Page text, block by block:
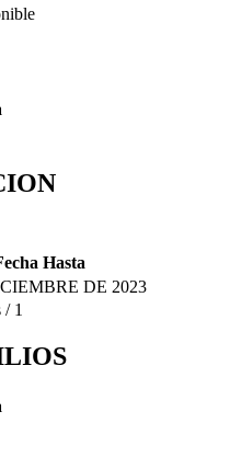
Hasta
DE 2023
/ 1